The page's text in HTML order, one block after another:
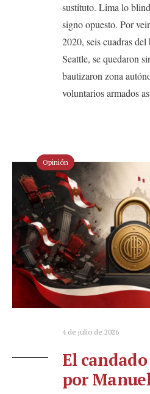
sustituto. Lima lo
signo opuesto. Por
2020, seis cuadras
Seattle, se quedaron
bautizaron zona
voluntarios armados
Opinión
4 de julio de 2026
El
por